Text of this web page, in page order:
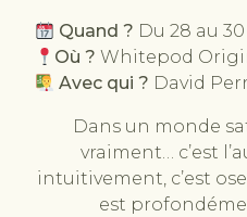
Quand ? Du 28 au
Où ? Whitepod
Avec qui ? David
Dans un monde
vraiment… c’est
intuitivement, c’est
est